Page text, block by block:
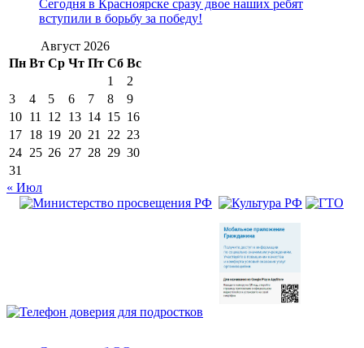
Сегодня в Красноярске сразу двое наших ребят
вступили в борьбу за победу!
Август 2026
Пн Вт Ср Чт Пт Сб Вс
1
2
3
4 5 6 7 8
9
10 11 12 13 14 15 16
17 18 19 20 21 22 23
24 25 26 27 28 29 30
31
« Июл